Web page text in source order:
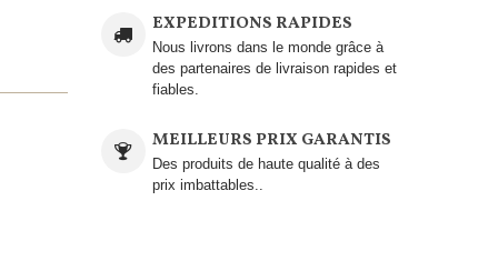
EXPEDITIONS RAPIDES
Nous livrons dans le monde grâce à
des partenaires de livraison rapides et
fiables.
MEILLEURS PRIX GARANTIS
Des produits de haute qualité à des
prix imbattables..